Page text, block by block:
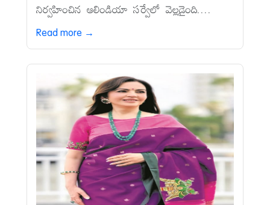
నిర్వహించిన ఆలిండియా సర్వేలో వెల్లడైంది....
Read more →